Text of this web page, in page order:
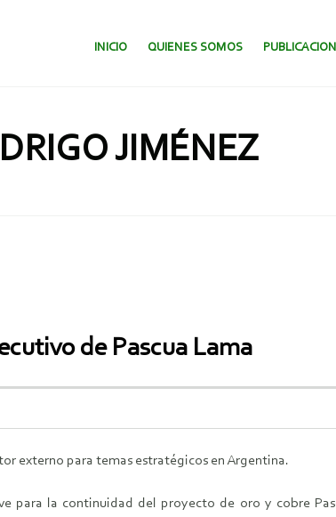
SALTAR AL CONTENIDO.
INICIO QUIENES SOMOS
JIMÉNEZ
de Pascua Lama
externo para temas estratégicos en Argentina.
para la continuidad del proyecto de oro y cobre